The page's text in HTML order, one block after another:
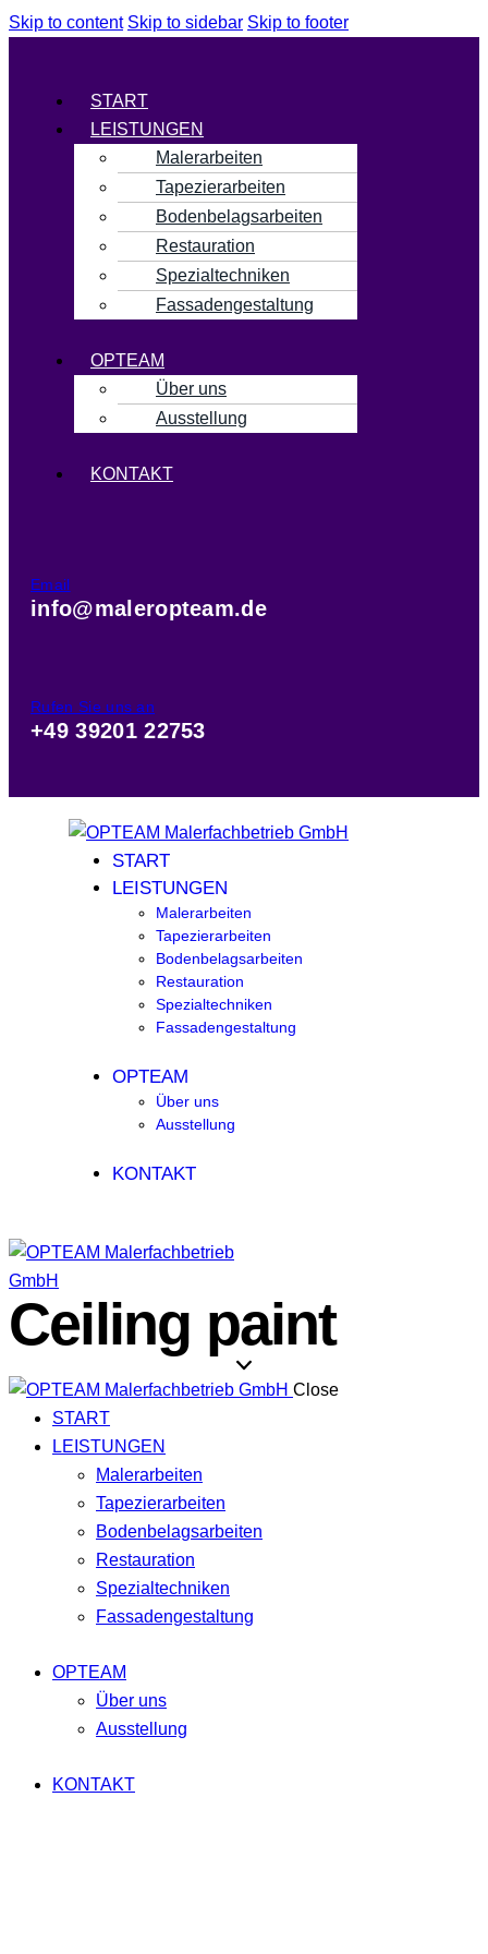
Skip to content Skip to sidebar Skip to footer
Menü
START
LEISTUNGEN
Malerarbeiten
Tapezierarbeiten
Bodenbelagsarbeiten
Restauration
Spezialtechniken
Fassadengestaltung
OPTEAM
Über uns
Ausstellung
KONTAKT
Email
info@maleropteam.de
Rufen Sie uns an
+49 39201 22753
START
LEISTUNGEN
Malerarbeiten
Tapezierarbeiten
Bodenbelagsarbeiten
Restauration
Spezialtechniken
Fassadengestaltung
OPTEAM
Über uns
Ausstellung
KONTAKT
Ceiling paint
Close
START
LEISTUNGEN
Malerarbeiten
Tapezierarbeiten
Bodenbelagsarbeiten
Restauration
Spezialtechniken
Fassadengestaltung
OPTEAM
Über uns
Ausstellung
KONTAKT